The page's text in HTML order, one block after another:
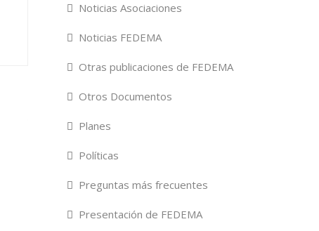
Noticias Asociaciones
Noticias FEDEMA
Otras publicaciones de FEDEMA
Otros Documentos
Planes
Políticas
Preguntas más frecuentes
Presentación de FEDEMA